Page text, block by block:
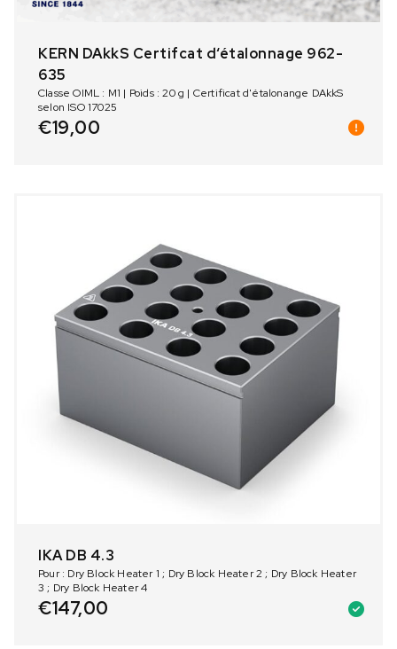
KERN DAkkS Certifcat d‘étalonnage 962-
635
Classe OIML : M1 | Poids : 20 g | Certificat d'étalonange DAkkS
selon ISO 17025
€19,00
IKA DB 4.3
Pour : Dry Block Heater 1 ; Dry Block Heater 2 ; Dry Block Heater
3 ; Dry Block Heater 4
€147,00